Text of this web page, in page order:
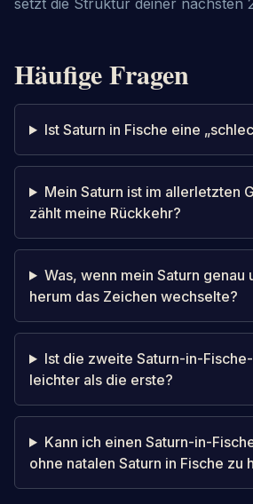
setzt die Struktur deiner nächsten
Häufige Fragen
Ist Saturn in Fische eine
Mein Saturn ist im allerletzten
zählt meine Rückkehr?
Was, wenn mein Saturn genau
herum das Zeichen wechselte?
Ist die zweite Saturn-in-
leichter als die erste?
Kann ich einen Saturn-in-
ohne natalen Saturn in Fische zu